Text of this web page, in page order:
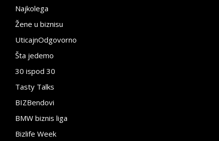
Najkolega
Žene u biznisu
UticajnOdgovorno
Šta jedemo
30 ispod 30
Tasty Talks
BIZBendovi
BMW biznis liga
Bizlife Week